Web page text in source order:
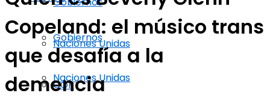
Naciones Unidas
COP
Gobiernos
Naciones Unidas
Copeland: el músico trans
que desafía a la
demencia